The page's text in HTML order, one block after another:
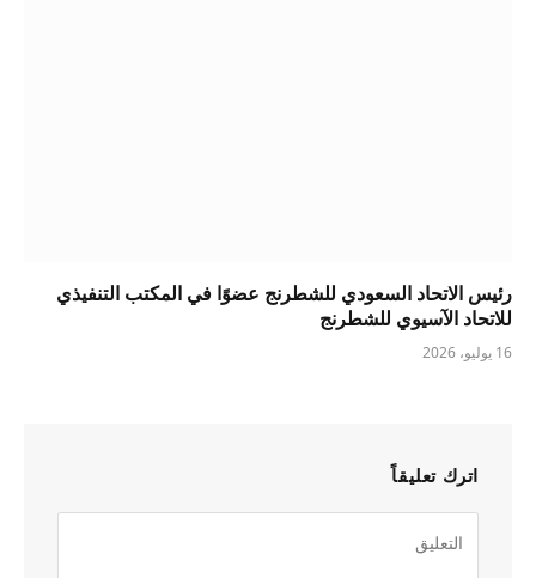
رئيس الاتحاد السعودي للشطرنج عضوًا في المكتب التنفيذي
للاتحاد الآسيوي للشطرنج
16 يوليو، 2026
اترك تعليقاً